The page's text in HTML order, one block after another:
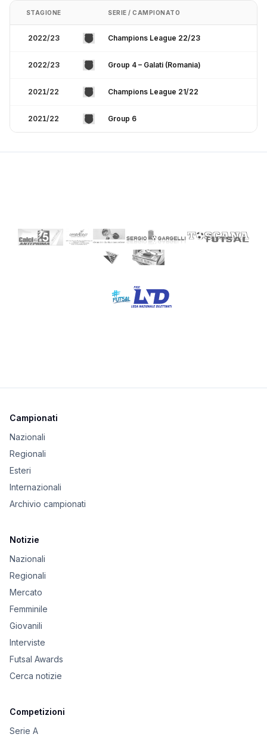
STAGIONE SERIE / CAMPIONATO
2022/23 Champions League 22/23
2022/23 Group 4 – Galati (Romania)
2021/22 Champions League 21/22
2021/22 Group 6
Campionati
Nazionali
Regionali
Esteri
Internazionali
Archivio campionati
Notizie
Nazionali
Regionali
Mercato
Femminile
Giovanili
Interviste
Futsal Awards
Cerca notizie
Competizioni
Serie A